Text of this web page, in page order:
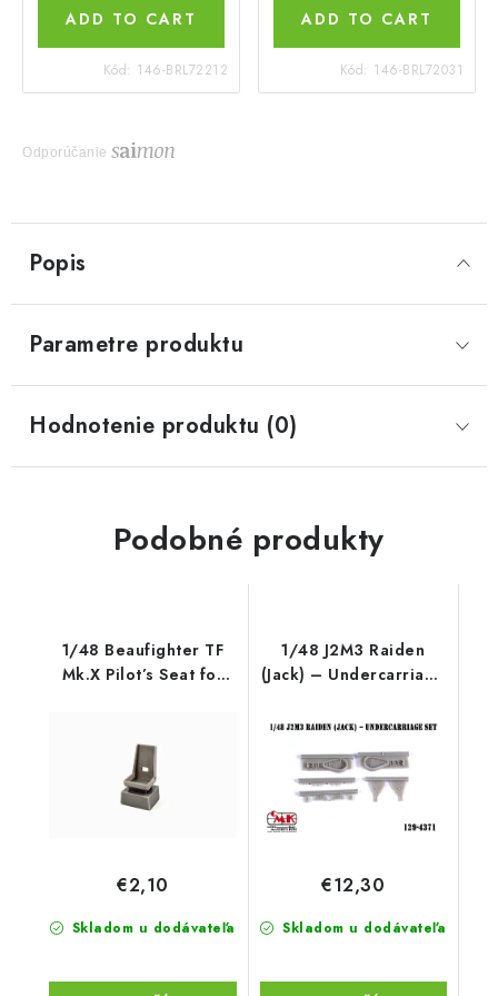
ADD TO CART
Kód: 146-BRL72212
ADD TO CART
Kód: 146-BRL72031
Odporúčanie
Popis
Parametre produktu
Hodnotenie produktu (0)
Podobné produkty
1/48 Beaufighter TF
Mk.X Pilot’s Seat for
Skladom u dodávateľa
€2,10
1/48 J2M3 Raiden
(Jack) – Undercarriage
Skladom u dodávateľa
€12,30